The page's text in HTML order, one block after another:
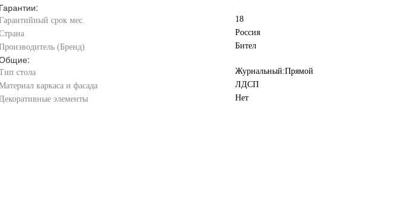
Гарантии:
срок мес.
18
Россия
(Бренд)
Бител
стола
Журнальный:Прямой
каркаса и фасада
ЛДСП
элементы
Нет